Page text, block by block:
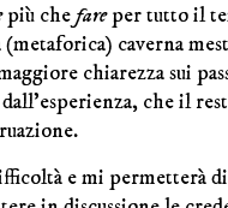
più chefareper tutto il
caverna
chiarezza sui
che il
e mi permetterà di